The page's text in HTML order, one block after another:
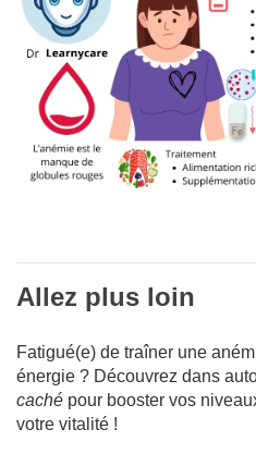
Allez plus loin
Fatigué(e) de traîner une
énergie ? Découvrez dans
caché pour booster vos
votre vitalité !